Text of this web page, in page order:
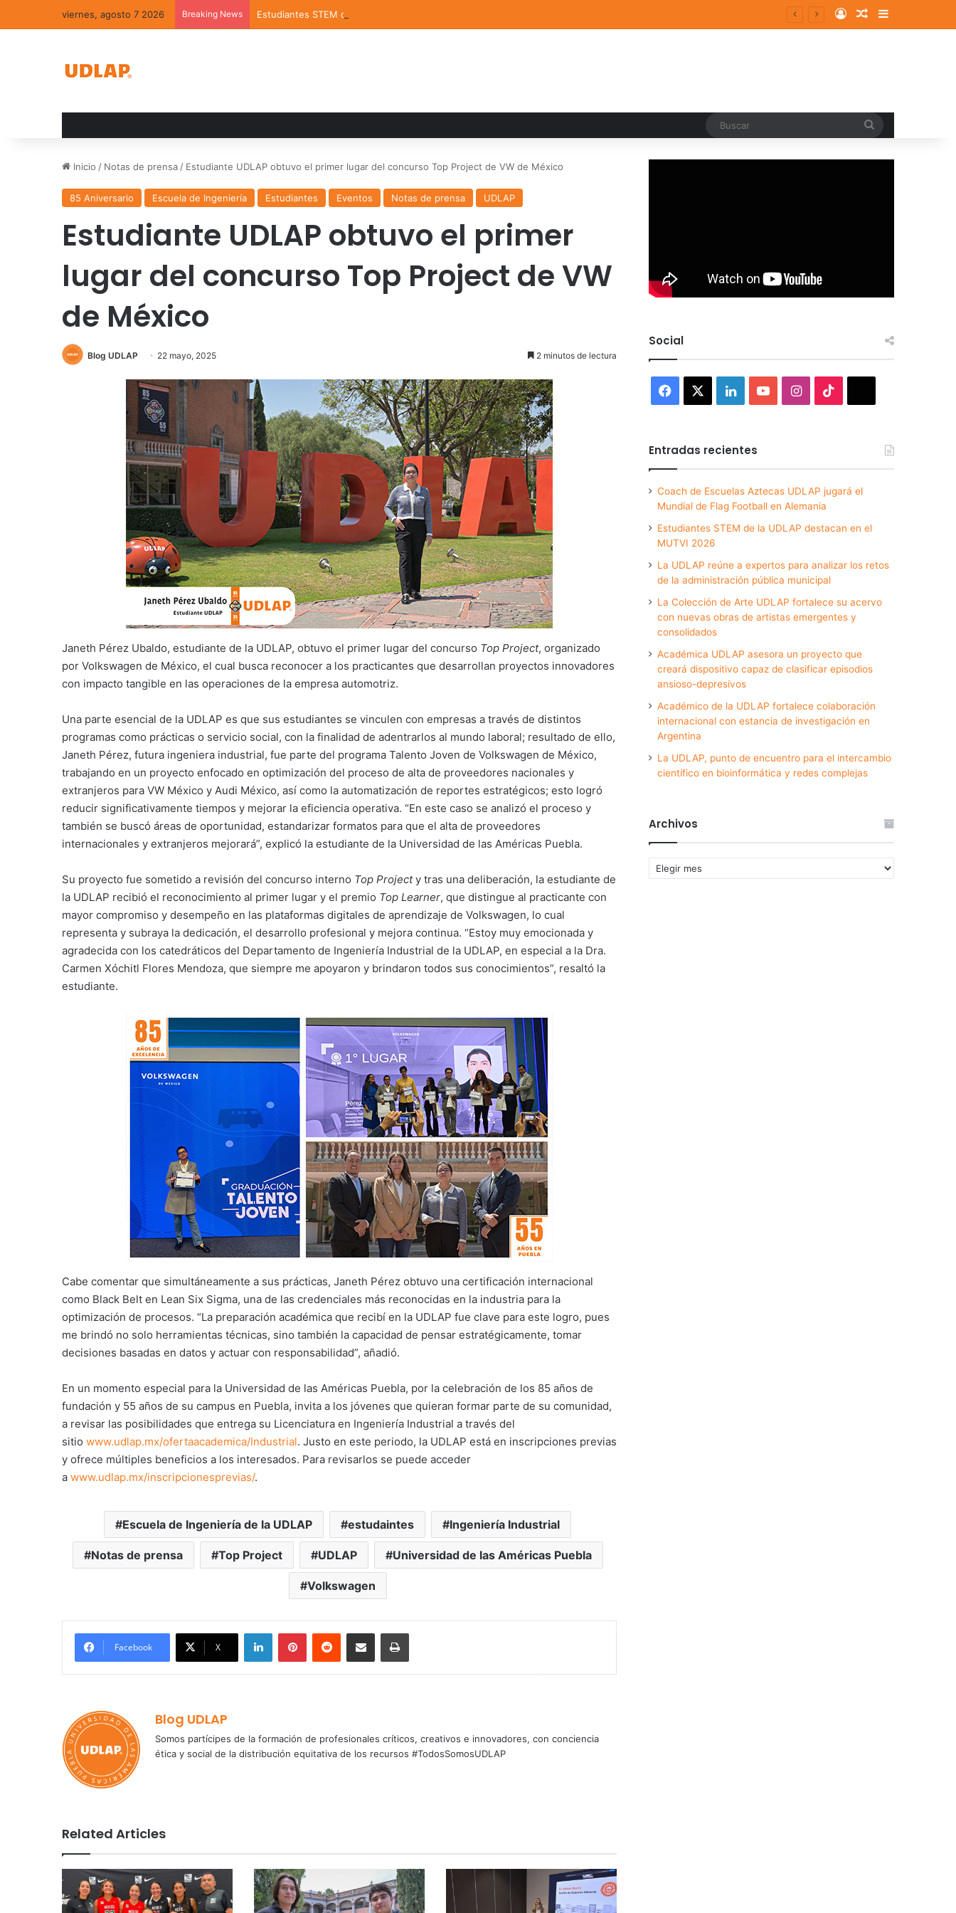
viernes, agosto 7 2026 Breaking News Estudiantes STEM de la UDLAP destacan en el MUTVI 2026 Log InRandom Article
Sidebar
Inicio / Notas de prensa / Estudiante UDLAP obtuvo el primer lugar del concurso Top Project de VW de México
85 Aniversario Escuela de Ingeniería Estudiantes Eventos Notas de prensa UDLAP
Estudiante UDLAP obtuvo el primer
lugar del concurso Top Project de VW
de México
Blog UDLAP 22 mayo, 2025 2 minutos de lectura
Janeth Pérez Ubaldo, estudiante de la UDLAP, obtuvo el primer lugar del concurso Top Project, organizado
por Volkswagen de México, el cual busca reconocer a los practicantes que desarrollan proyectos innovadores
con impacto tangible en las operaciones de la empresa automotriz.
Una parte esencial de la UDLAP es que sus estudiantes se vinculen con empresas a través de distintos
programas como prácticas o servicio social, con la finalidad de adentrarlos al mundo laboral; resultado de ello,
Janeth Pérez, futura ingeniera industrial, fue parte del programa Talento Joven de Volkswagen de México,
trabajando en un proyecto enfocado en optimización del proceso de alta de proveedores nacionales y
extranjeros para VW México y Audi México, así como la automatización de reportes estratégicos; esto logró
reducir significativamente tiempos y mejorar la eficiencia operativa. “En este caso se analizó el proceso y
también se buscó áreas de oportunidad, estandarizar formatos para que el alta de proveedores
internacionales y extranjeros mejorará”, explicó la estudiante de la Universidad de las Américas Puebla.
Su proyecto fue sometido a revisión del concurso interno Top Projecty tras una deliberación, la estudiante de
la UDLAP recibió el reconocimiento al primer lugar y el premio Top Learner, que distingue al practicante con
mayor compromiso y desempeño en las plataformas digitales de aprendizaje de Volkswagen, lo cual
representa y subraya la dedicación, el desarrollo profesional y mejora continua. “Estoy muy emocionada y
agradecida con los catedráticos del Departamento de Ingeniería Industrial de la UDLAP, en especial a la Dra.
Carmen Xóchitl Flores Mendoza, que siempre me apoyaron y brindaron todos sus conocimientos”, resaltó la
estudiante.
Cabe comentar que simultáneamente a sus prácticas, Janeth Pérez obtuvo una certificación internacional
como Black Belt en Lean Six Sigma, una de las credenciales más reconocidas en la industria para la
optimización de procesos. “La preparación académica que recibí en la UDLAP fue clave para este logro, pues
me brindó no solo herramientas técnicas, sino también la capacidad de pensar estratégicamente, tomar
decisiones basadas en datos y actuar con responsabilidad”, añadió.
En un momento especial para la Universidad de las Américas Puebla, por la celebración de los 85 años de
fundación y 55 años de su campus en Puebla, invita a los jóvenes que quieran formar parte de su comunidad,
a revisar las posibilidades que entrega su Licenciatura en Ingeniería Industrial a través del
sitio www.udlap.mx/ofertaacademica/Industrial. Justo en este periodo, la UDLAP está en inscripciones previas
y ofrece múltiples beneficios a los interesados. Para revisarlos se puede acceder
a www.udlap.mx/inscripcionesprevias/.
Escuela de Ingeniería de la UDLAP estudaintes Ingeniería Industrial
Notas de prensa Top Project UDLAP Universidad de las Américas Puebla
Volkswagen
Facebook X
LinkedInPinterestReddit Share via Email Print
Blog UDLAP
Somos partícipes de la formación de profesionales críticos, creativos e innovadores, con conciencia
ética y social de la distribución equitativa de los recursos #TodosSomosUDLAP
Related Articles
Social
Facebook LinkedInYouTubeInstagram
Entradas recientes
Coach de Escuelas Aztecas UDLAP jugará el
Mundial de Flag Football en Alemania
Estudiantes STEM de la UDLAP destacan en el
MUTVI 2026
La UDLAP reúne a expertos para analizar los retos
de la administración pública municipal
La Colección de Arte UDLAP fortalece su acervo
con nuevas obras de artistas emergentes y
consolidados
Académica UDLAP asesora un proyecto que
creará dispositivo capaz de clasificar episodios
ansioso-depresivos
Académico de la UDLAP fortalece colaboración
internacional con estancia de investigación en
Argentina
La UDLAP, punto de encuentro para el intercambio
científico en bioinformática y redes complejas
Archivos
Archivos